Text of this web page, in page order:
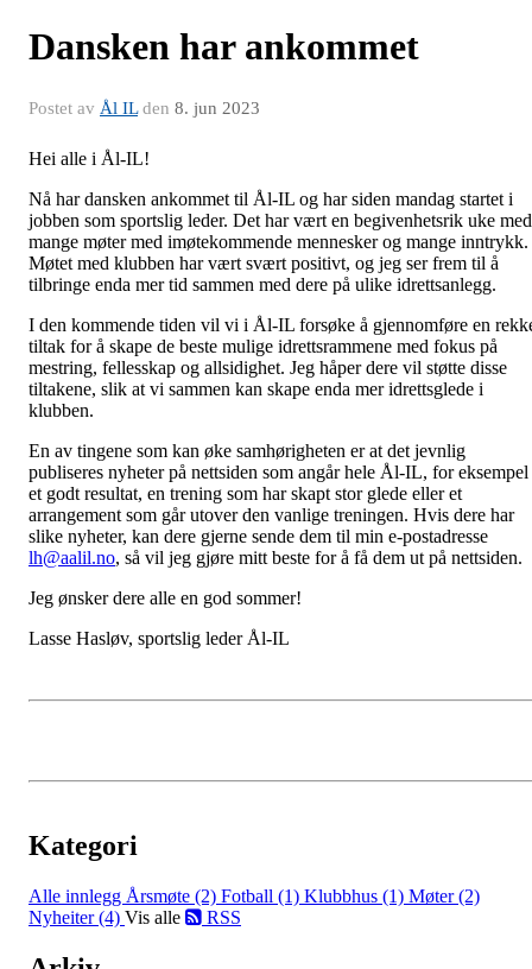
Dansken har ankommet
Postet av Ål ILden 8. jun 2023
Hei alle i Ål-IL!
Nå har dansken ankommet til Ål-IL og har siden mandag startet i
jobben som sportslig leder. Det har vært en begivenhetsrik uke med
mange møter med imøtekommende mennesker og mange inntrykk.
Møtet med klubben har vært svært positivt, og jeg ser frem til å
tilbringe enda mer tid sammen med dere på ulike idrettsanlegg.
I den kommende tiden vil vi i Ål-IL forsøke å gjennomføre en
tiltak for å skape de beste mulige idrettsrammene med fokus på
mestring, fellesskap og allsidighet. Jeg håper dere vil støtte disse
tiltakene, slik at vi sammen kan skape enda mer idrettsglede i
klubben.
En av tingene som kan øke samhørigheten er at det jevnlig
publiseres nyheter på nettsiden som angår hele Ål-IL, for eksempel
et godt resultat, en trening som har skapt stor glede eller et
arrangement som går utover den vanlige treningen. Hvis dere har
slike nyheter, kan dere gjerne sende dem til min e-postadresse
lh@aalil.no, så vil jeg gjøre mitt beste for å få dem ut på nettsiden.
Jeg ønsker dere alle en god sommer!
Lasse Hasløv, sportslig leder Ål-IL
Kategori
Alle innlegg Årsmøte (2) Fotball (1) Klubbhus (1) Møter (2)
Nyheiter (4) Vis alle RSS